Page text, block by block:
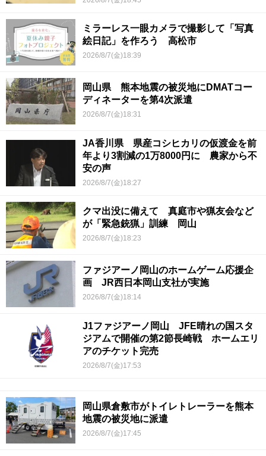
ミラーレス一眼カメラで撮影して「写真
絵日記」を作ろう 高松市
2026/8/7(金)18:39
岡山県 熊本地震の被災地にDMATコー
ディネーターを第4次派遣
2026/8/7(金)18:31
JA香川県 県産コシヒカリの仮渡金を前
年より3割減の1万8000円に 農家から不
安の声
2026/8/7(金)18:27
クマ出没に備えて 真庭市や猟友会など
が「緊急銃猟」訓練 岡山
2026/8/7(金)18:23
ファジアーノ岡山のホームゲーム応援企
画 JR西日本岡山支社が実施
2026/8/7(金)18:14
J1ファジアーノ岡山 JFE晴れの国スタ
ジアムで開催の第2節長崎戦 ホームエリ
アのチケット完売
2026/8/7(金)17:53
岡山県倉敷市がトイレトレーラーを熊本
地震の被災地に派遣
2026/8/7(金)17:45